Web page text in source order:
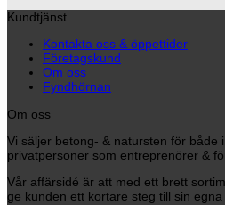
Kundtjänst
Kontakta oss & öppettider
Företagskund
Om oss
Fyndhörnan
Om oss
Vi säljer betong- & natursten för både
privatpersoner som entreprenörer &
Vår affärsidé är att med ett brett
ge kunden ett kortare steg till sin